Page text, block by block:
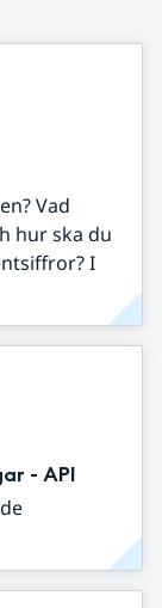
Vad
hur ska du
I
- API